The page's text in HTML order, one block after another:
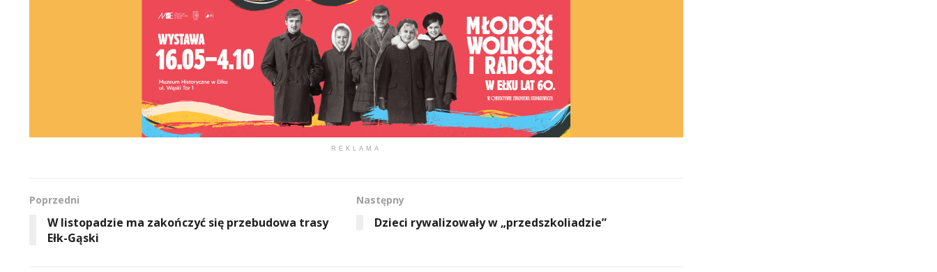
REKLAMA
Poprzedni
W listopadzie ma zakończyć się przebudowa trasy
Ełk-Gąski
Następny
Dzieci rywalizowały w „przedszkoliadzie”